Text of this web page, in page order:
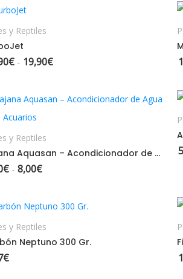
y Reptiles
€ - 19,90€ Rango de precios: desde 16,90€
SELECCIONAR OPCIONES
y Reptiles
Dajana Aquasan – Acondicionador de Agua para Acuarios
€ - 8,00€
y Reptiles
Neptuno 300 Gr.
€